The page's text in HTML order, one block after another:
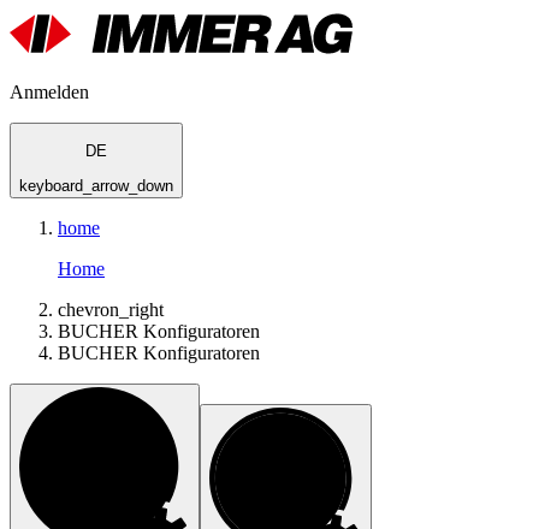
Anmelden
DE
keyboard_arrow_down
home
Home
chevron_right
BUCHER Konfiguratoren
BUCHER Konfiguratoren